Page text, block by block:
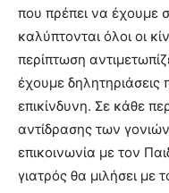
που πρέπει να έχουμε
καλύπτονται όλοι οι
περίπτωση
έχουμε δηλητηριάσεις
επικίνδυνη. Σε κάθε
αντίδρασης των
επικοινωνία με τον
γιατρός θα μιλήσει με